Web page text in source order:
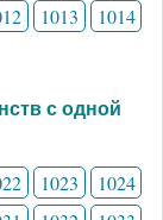
1013
1014
с одной
1023
1024